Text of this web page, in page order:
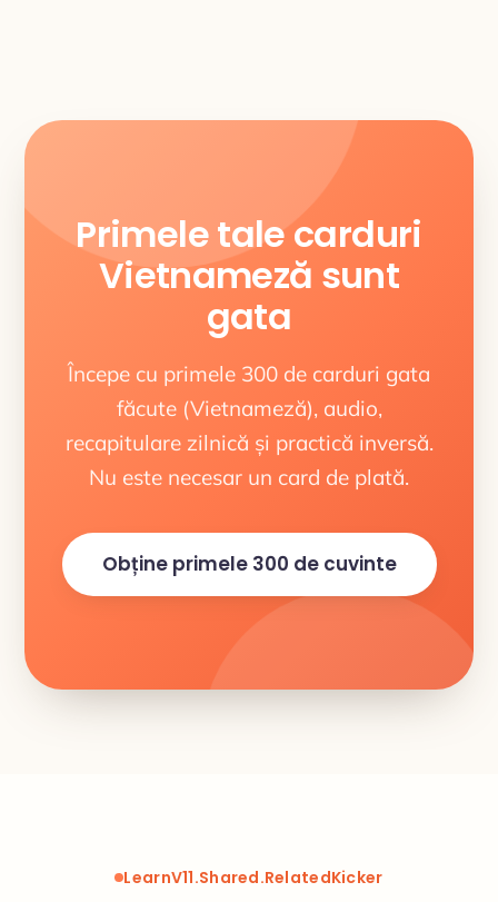
Primele tale carduri
Vietnameză sunt
gata
Începe cu primele 300 de carduri gata
făcute (Vietnameză), audio,
recapitulare zilnică și practică inversă.
Nu este necesar un card de plată.
Obține primele 300 de cuvinte
LearnV11.Shared.RelatedKicker